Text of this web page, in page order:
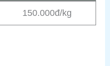
150.000đ/kg